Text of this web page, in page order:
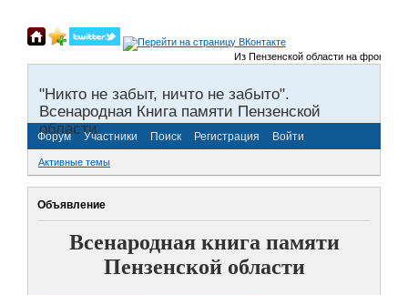
Из Пензенской области на фронты
"Никто не забыт, ничто не забыто".
Всенародная Книга памяти Пензенской
области.
Форум Участники Поиск Регистрация Войти
Активные темы
Объявление
Всенародная книга памяти
Пензенской области